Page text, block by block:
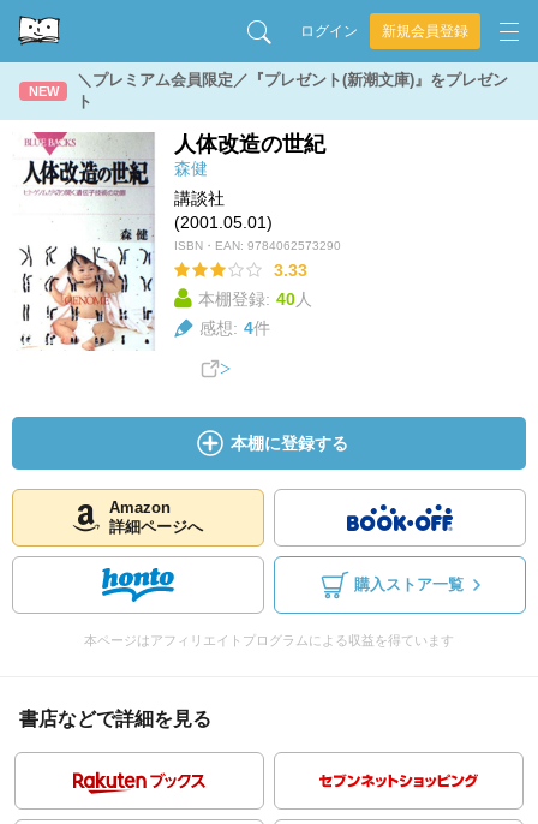
ログイン 新規会員登録
NEW
＼プレミアム会員限定／『プレゼント(新潮文庫)』をプレゼン
ト
人体改造の世紀
森健
講談社
(2001.05.01)
ISBN・EAN: 9784062573290
3.33
本棚登録: 40人
感想: 4件
本棚に登録する
Amazon
詳細ページへ
購入ストア一覧
本ページはアフィリエイトプログラムによる収益を得ています
書店などで詳細を見る